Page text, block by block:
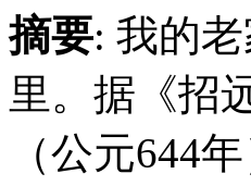
摘要: 我的
里。据《招
（公元644